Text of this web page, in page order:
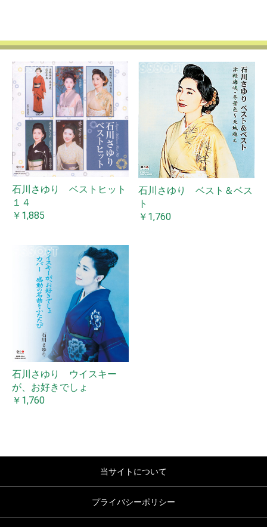
石川さゆり ベストヒット
１４
￥1,885
石川さゆり ベスト＆ベス
ト
￥1,760
石川さゆり ウイスキー
が、お好きでしょ
￥1,760
当サイトについて
プライバシーポリシー